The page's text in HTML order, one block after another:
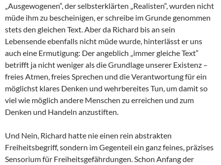
„Ausgewogenen“, der selbsterklärten „Realisten“, wurden nicht
müde ihm zu bescheinigen, er schreibe im Grunde genommen
stets den gleichen Text. Aber da Richard bis an sein
Lebensende ebenfalls nicht müde wurde, hinterlässt er uns
auch eine Ermutigung: Der angeblich „immer gleiche Text“
betrifft ja nicht weniger als die Grundlage unserer Existenz –
freies Atmen, freies Sprechen und die Verantwortung für ein
möglichst klares Denken und wehrbereites Tun, um damit so
viel wie möglich andere Menschen zu erreichen und zum
Denken und Handeln anzustiften.
Und Nein, Richard hatte nie einen rein abstrakten
Freiheitsbegriff, sondern im Gegenteil ein ganz feines, präzises
Sensorium für Freiheitsgefährdungen. Schon Anfang der